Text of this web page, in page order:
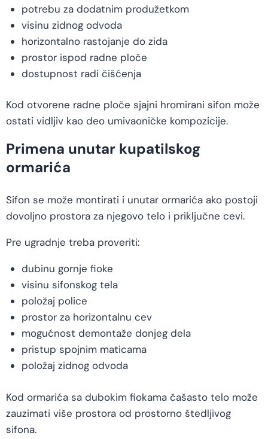
potrebu za dodatnim produžetkom
visinu zidnog odvoda
horizontalno rastojanje do zida
prostor ispod radne ploče
dostupnost radi čišćenja
Kod otvorene radne ploče sjajni hromirani sifon može
ostati vidljiv kao deo umivaoničke kompozicije.
Primena unutar kupatilskog
ormarića
Sifon se može montirati i unutar ormarića ako postoji
dovoljno prostora za njegovo telo i priključne cevi.
Pre ugradnje treba proveriti:
dubinu gornje fioke
visinu sifonskog tela
položaj police
prostor za horizontalnu cev
mogućnost demontaže donjeg dela
pristup spojnim maticama
položaj zidnog odvoda
Kod ormarića sa dubokim fiokama čašasto telo može
zauzimati više prostora od prostorno štedljivog
sifona.